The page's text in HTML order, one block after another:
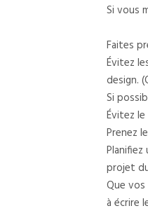
Si vous
Faites
Évitez
design.
Si
Évitez
Prenez
projet
Que
à écrire